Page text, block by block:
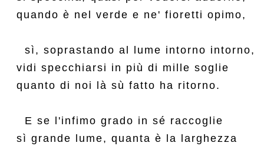
quando è nel verde e ne' fioretti opimo,
  sì, soprastando al lume intorno intorno,
vidi specchiarsi in più di mille soglie
quanto di noi là sù fatto ha ritorno.
  E se l'infimo grado in sé raccoglie
sì grande lume, quanta è la larghezza